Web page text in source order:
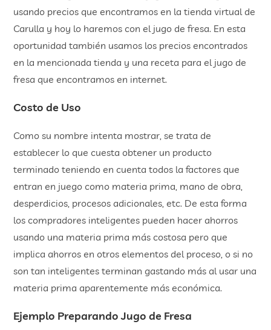
usando precios que encontramos en la tienda virtual de
Carulla y hoy lo haremos con el jugo de fresa. En esta
oportunidad también usamos los precios encontrados
en la mencionada tienda y una receta para el jugo de
fresa que encontramos en internet.
Costo de Uso
Como su nombre intenta mostrar, se trata de
establecer lo que cuesta obtener un producto
terminado teniendo en cuenta todos la factores que
entran en juego como materia prima, mano de obra,
desperdicios, procesos adicionales, etc. De esta forma
los compradores inteligentes pueden hacer ahorros
usando una materia prima más costosa pero que
implica ahorros en otros elementos del proceso, o si no
son tan inteligentes terminan gastando más al usar una
materia prima aparentemente más económica.
Ejemplo Preparando Jugo de Fresa